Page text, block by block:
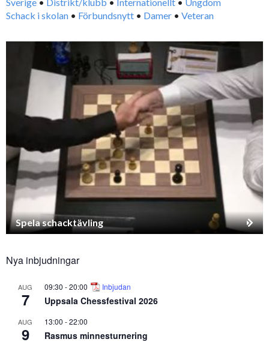
Schack i skolan • Förbundsnytt • Damer • Veteran
Spela schacktävling
Nya inbjudningar
AUG
7
09:30 -20:00 Inbjudan
Uppsala Chessfestival 2026
AUG
9
13:00 -22:00
Rasmus minnesturnering